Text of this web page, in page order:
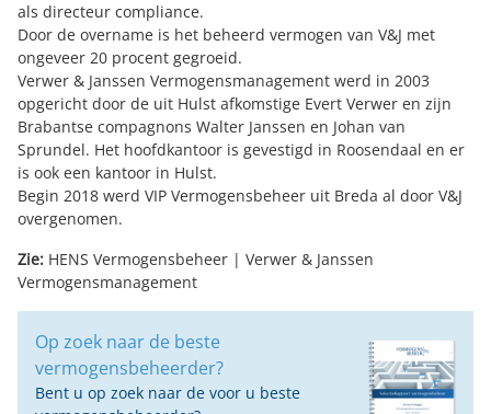
als directeur compliance.
Door de overname is het beheerd vermogen van V&J met
ongeveer 20 procent gegroeid.
Verwer & Janssen Vermogensmanagement werd in 2003
opgericht door de uit Hulst afkomstige Evert Verwer en zijn
Brabantse compagnons Walter Janssen en Johan van
Sprundel. Het hoofdkantoor is gevestigd in Roosendaal en er
is ook een kantoor in Hulst.
Begin 2018 werd VIP Vermogensbeheer uit Breda al door V&J
overgenomen.
Zie: HENS Vermogensbeheer | Verwer & Janssen
Vermogensmanagement
Op zoek naar de beste
vermogensbeheerder?
Bent u op zoek naar de voor u beste